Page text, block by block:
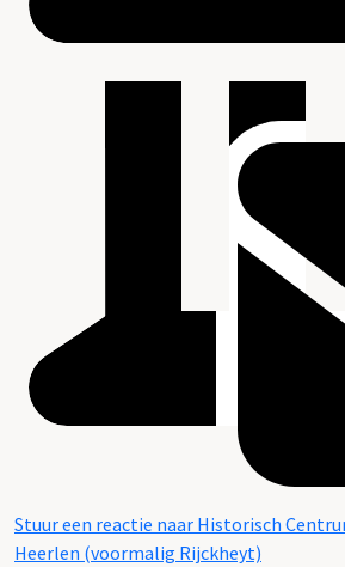
Stuur een reactie naar Historisch
Heerlen (voormalig Rijckheyt)